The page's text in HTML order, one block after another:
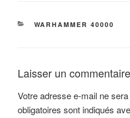
CATÉGORIES
WARHAMMER 40000
Laisser un commentaire
Votre adresse e-mail ne
obligatoires sont indiqués